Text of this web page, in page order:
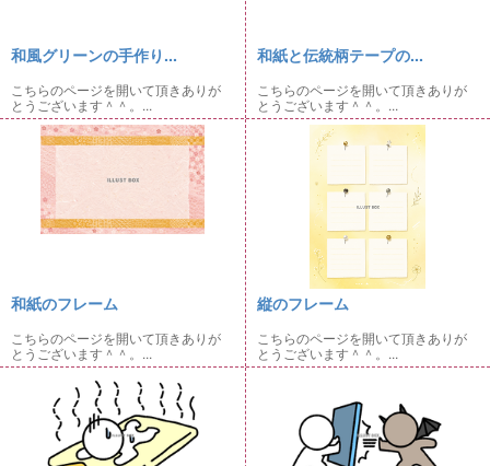
和風グリーンの手作り...
こちらのページを開いて頂きありが
とうございます＾＾。...
和紙と伝統柄テープの...
こちらのページを開いて頂きありが
とうございます＾＾。...
和紙のフレーム
こちらのページを開いて頂きありが
とうございます＾＾。...
縦のフレーム
こちらのページを開いて頂きありが
とうございます＾＾。...